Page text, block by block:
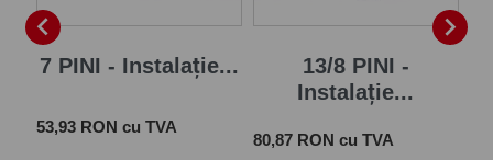

7 PINI - Instalație...
Pret
53,93 RON cu TVA
13/8 PINI -
Instalație...
Pret
80,87 RON cu TVA
